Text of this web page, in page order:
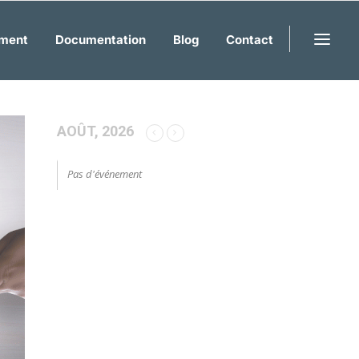
Documentation Blog Contact
AOÛT, 2026
Pas d'événement